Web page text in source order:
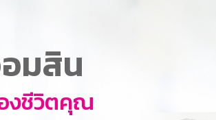
อมสิน
งชีวิตคุณ